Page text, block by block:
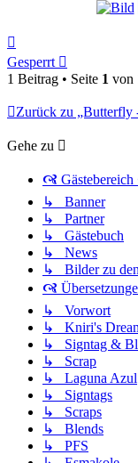
oben
Gesperrt
1 Beitrag • Seite 1 von
Zurück zu „Butterfly
Gehe zu
🙧
↳ Banner
↳ Partner
↳ Gästebuch
↳ News
↳ Bilder zu
🙧
↳ Vorwort
↳ Kniri's
↳ Signtag &
↳ Scrap
↳ Laguna Azul
↳ Signtags
↳ Scraps
↳ Blends
↳ PFS